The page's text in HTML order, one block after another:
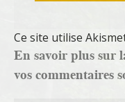
Ce site utilise
En savoir plus sur
vos commentaires